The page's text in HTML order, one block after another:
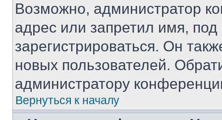
Возможно, администратор
адрес или запретил имя,
зарегистрироваться. Он
новых пользователей.
администратору
Вернуться к началу